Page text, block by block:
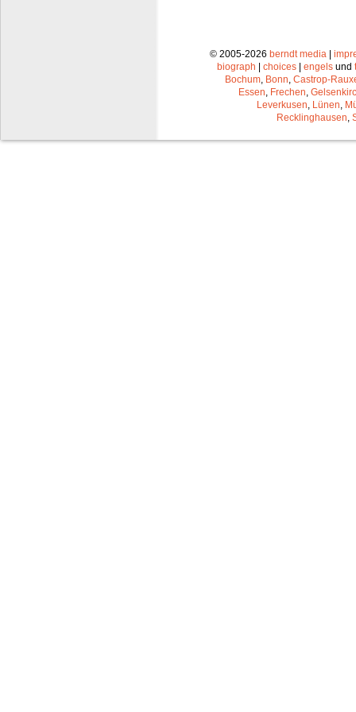
© 2005-2026 berndt media |
biograph | choices | engels und
Bochum Bonn Castrop-
Essen Frechen
Leverkusen Lünen
Recklinghausen